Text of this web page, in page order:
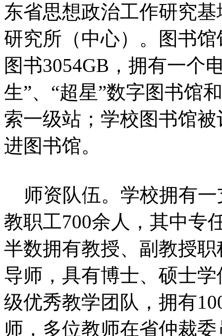
东省思想政治工作研究
研究所（中心）。图书
图书3054GB，拥有一个
生”、“超星”数字图书馆
索一级站；学校图书馆
进图书馆。
师资队伍。学校拥有一
教职工700余人，其中专
半数拥有教授、副教授
导师，具有博士、硕士
级优秀教学团队，拥有
师，多位教师在省仲裁